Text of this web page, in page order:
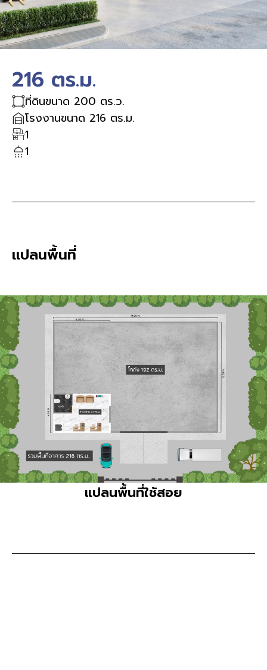
216 ตร.ม.
ที่ดินขนาด 200 ตร.ว.
โรงงานขนาด 216 ตร.ม.
1
1
แปลนพื้นที่
แปลนพื้นที่ใช้สอย